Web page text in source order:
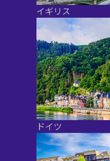
イギリス
ドイツ